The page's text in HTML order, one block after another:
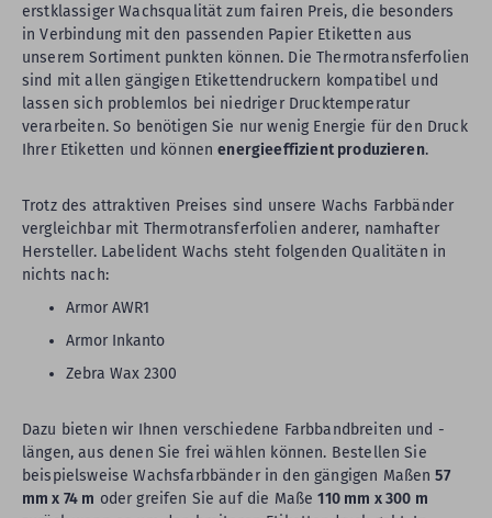
erstklassiger Wachsqualität zum fairen Preis, die besonders
in Verbindung mit den passenden Papier Etiketten aus
unserem Sortiment punkten können. Die Thermotransferfolien
sind mit allen gängigen Etikettendruckern kompatibel und
lassen sich problemlos bei niedriger Drucktemperatur
verarbeiten. So benötigen Sie nur wenig Energie für den Druck
Ihrer Etiketten und könnenenergieeffizient produzieren.
Trotz des attraktiven Preises sind unsere Wachs Farbbänder
vergleichbar mit Thermotransferfolien anderer, namhafter
Hersteller. Labelident Wachs steht folgenden Qualitäten in
nichts nach:
Armor AWR1
Armor Inkanto
Zebra Wax 2300
Dazu bieten wir Ihnen verschiedene Farbbandbreiten und -
längen, aus denen Sie frei wählen können. Bestellen Sie
beispielsweise Wachsfarbbänder in den gängigen Maßen57
mm x 74 m oder greifen Sie auf die Maße110 mm x 300 m